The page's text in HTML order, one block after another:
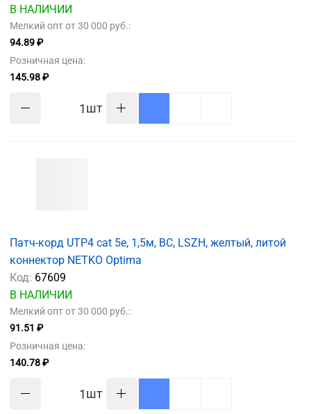
В НАЛИЧИИ
Мелкий опт от 30 000 руб.:
94.89 ₽
Розничная цена:
145.98 ₽
шт
Патч-корд UTP4 cat 5e, 1,5м, ВС, LSZH, желтый, литой
коннектор NETKO Optima
Код: 67609
В НАЛИЧИИ
Мелкий опт от 30 000 руб.:
91.51 ₽
Розничная цена:
140.78 ₽
шт